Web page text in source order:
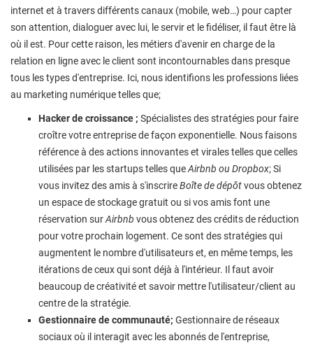
internet et à travers différents canaux (mobile, web…) pour capter
son attention, dialoguer avec lui, le servir et le fidéliser, il faut être là
où il est. Pour cette raison, les métiers d'avenir en charge de la
relation en ligne avec le client sont incontournables dans presque
tous les types d'entreprise. Ici, nous identifions les professions liées
au marketing numérique telles que;
Hacker de croissance ; Spécialistes des stratégies pour faire
croître votre entreprise de façon exponentielle. Nous faisons
référence à des actions innovantes et virales telles que celles
utilisées par les startups telles queAirbnb ou Dropbox; Si
vous invitez des amis à s'inscrireBoîte de dépôtvous obtenez
un espace de stockage gratuit ou si vos amis font une
réservation surAirbnb vous obtenez des crédits de réduction
pour votre prochain logement. Ce sont des stratégies qui
augmentent le nombre d'utilisateurs et, en même temps, les
itérations de ceux qui sont déjà à l'intérieur. Il faut avoir
beaucoup de créativité et savoir mettre l'utilisateur/client au
centre de la stratégie.
Gestionnaire de communauté; Gestionnaire de réseaux
sociaux où il interagit avec les abonnés de l'entreprise,